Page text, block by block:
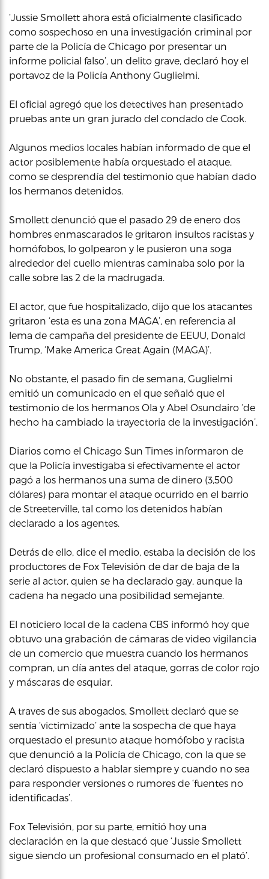
‘Jussie Smollett ahora está oficialmente clasificado
como sospechoso en una investigación criminal por
parte de la Policía de Chicago por presentar un
informe policial falso’, un delito grave, declaró hoy el
portavoz de la Policía Anthony Guglielmi.
El oficial agregó que los detectives han presentado
pruebas ante un gran jurado del condado de Cook.
Algunos medios locales habían informado de que el
actor posiblemente había orquestado el ataque,
como se desprendía del testimonio que habían dado
los hermanos detenidos.
Smollett denunció que el pasado 29 de enero dos
hombres enmascarados le gritaron insultos racistas y
homófobos, lo golpearon y le pusieron una soga
alrededor del cuello mientras caminaba solo por la
calle sobre las 2 de la madrugada.
El actor, que fue hospitalizado, dijo que los atacantes
gritaron ‘esta es una zona MAGA’, en referencia al
lema de campaña del presidente de EEUU, Donald
Trump, ‘Make America Great Again (MAGA)’.
No obstante, el pasado fin de semana, Guglielmi
emitió un comunicado en el que señaló que el
testimonio de los hermanos Ola y Abel Osundairo ‘de
hecho ha cambiado la trayectoria de la investigación’.
Diarios como el Chicago Sun Times informaron de
que la Policía investigaba si efectivamente el actor
pagó a los hermanos una suma de dinero (3,500
dólares) para montar el ataque ocurrido en el barrio
de Streeterville, tal como los detenidos habían
declarado a los agentes.
Detrás de ello, dice el medio, estaba la decisión de los
productores de Fox Televisión de dar de baja de la
serie al actor, quien se ha declarado gay, aunque la
cadena ha negado una posibilidad semejante.
El noticiero local de la cadena CBS informó hoy que
obtuvo una grabación de cámaras de video vigilancia
de un comercio que muestra cuando los hermanos
compran, un día antes del ataque, gorras de color rojo
y máscaras de esquiar.
A traves de sus abogados, Smollett declaró que se
sentía ‘victimizado’ ante la sospecha de que haya
orquestado el presunto ataque homófobo y racista
que denunció a la Policía de Chicago, con la que se
declaró dispuesto a hablar siempre y cuando no sea
para responder versiones o rumores de ‘fuentes no
identificadas’.
Fox Televisión, por su parte, emitió hoy una
declaración en la que destacó que ‘Jussie Smollett
sigue siendo un profesional consumado en el plató’.